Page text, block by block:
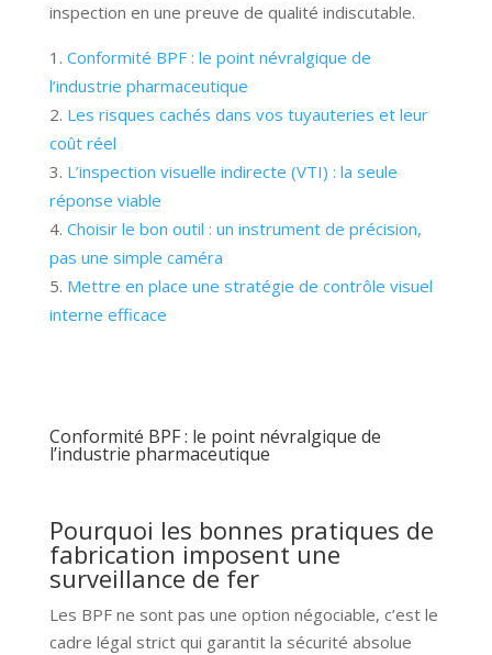
inspection en une preuve de qualité indiscutable.
Conformité BPF : le point névralgique de
l’industrie pharmaceutique
Les risques cachés dans vos tuyauteries et leur
coût réel
L’inspection visuelle indirecte (VTI) : la seule
réponse viable
Choisir le bon outil : un instrument de précision,
pas une simple caméra
Mettre en place une stratégie de contrôle visuel
interne efficace
Conformité BPF : le point névralgique de
l’industrie pharmaceutique
Pourquoi les bonnes pratiques de
fabrication imposent une
surveillance de fer
Les BPF ne sont pas une option négociable, c’est le
cadre légal strict qui garantit la sécurité absolue